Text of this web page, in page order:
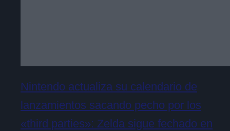
Nintendo actualiza su calendario de
lanzamientos sacando pecho por los
«third parties»: Zelda sigue fechado en